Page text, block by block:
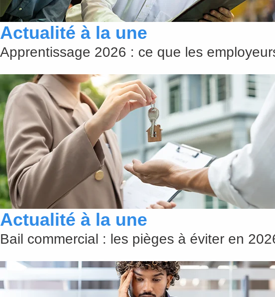
Actualité à la une
Apprentissage 2026 : ce que les
Actualité à la une
Bail commercial : les pièges à éviter en